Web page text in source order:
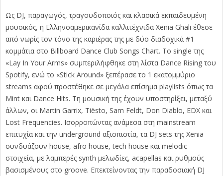
Ως DJ, παραγωγός, τραγουδοποιός και κλασικά εκπαιδευμένη
μουσικός, η Ελληνοαμερικανίδα καλλιτέχνιδα Xenia Ghali έθεσε
από νωρίς τον τόνο της καριέρας της με δύο διαδοχικά #1
κομμάτια στο Billboard Dance Club Songs Chart. Το single της
«Lay In Your Arms» συμπεριλήφθηκε στη λίστα Dance Rising του
Spotify, ενώ το «Stick Around» ξεπέρασε το 1 εκατομμύριο
streams αφού προστέθηκε σε μεγάλα επίσημα playlists όπως τα
Mint και Dance Hits. Τη μουσική της έχουν υποστηρίξει, μεταξύ
άλλων, οι Martin Garrix, Tiësto, Sam Feldt, Don Diablo, EDX και
Lost Frequencies. Ισορροπώντας ανάμεσα στη mainstream
επιτυχία και την underground αξιοπιστία, τα DJ sets της Xenia
συνδυάζουν house, afro house, tech house και melodic
στοιχεία, με λαμπερές synth μελωδίες, acapellas και ρυθμούς
βασισμένους στο groove. Επεκτείνοντας την παραδοσιακή DJ